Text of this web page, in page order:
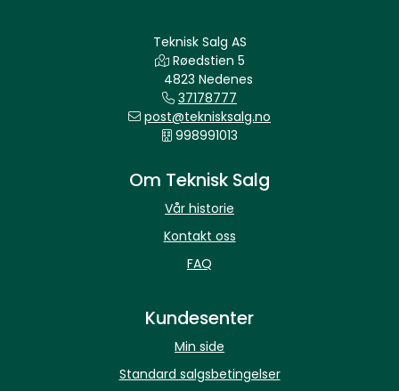
Teknisk Salg AS
Røedstien 5
4823 Nedenes
37178777
post@teknisksalg.no
998991013
Om Teknisk Salg
Vår historie
Kontakt oss
FAQ
Kundesenter
Min side
Standard salgsbetingelser